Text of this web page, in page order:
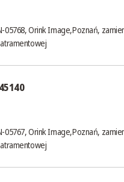
05768, Orink Image,Poznań,
05767, Orink Image,Poznań,